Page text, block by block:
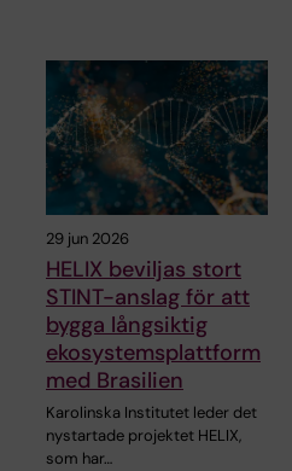
29 jun 2026
HELIX beviljas stort
STINT-anslag för att
bygga långsiktig
ekosystemsplattform
med Brasilien
Karolinska Institutet leder det
nystartade projektet HELIX,
som har…